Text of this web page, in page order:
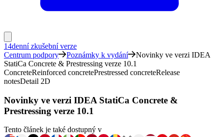
14denní zkušební verze
Centrum podpory
Poznámky k vydání
Novinky ve verzi IDEA
StatiCa Concrete & Prestressing verze 10.1
ConcreteReinforced concretePrestressed concreteRelease
notesDetail 2D
Novinky ve verzi IDEA StatiCa Concrete &
Prestressing verze 10.1
Tento článek je také dostupný v